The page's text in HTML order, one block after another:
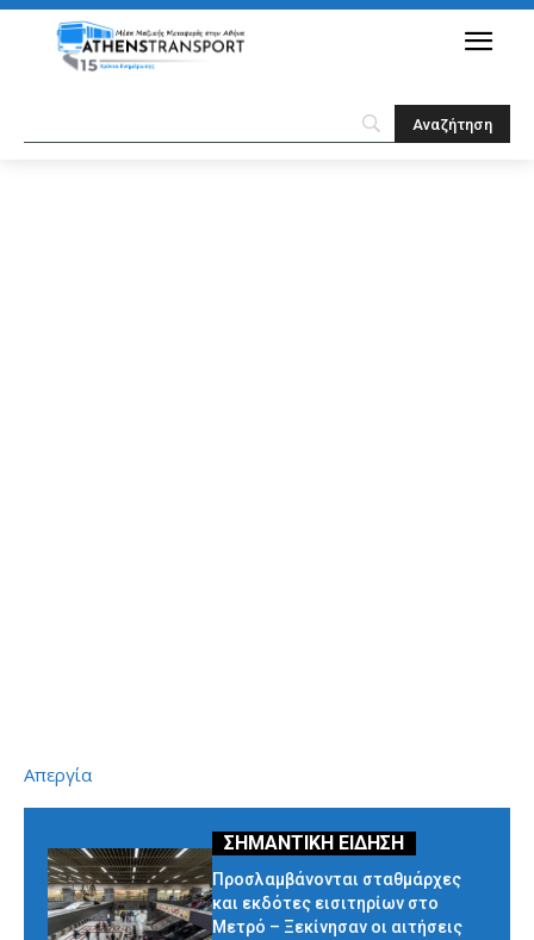
Απεργία
Προσλαμβάνονται σταθμάρχες
και εκδότες εισιτηρίων στο
Μετρό – Ξεκίνησαν οι αιτήσεις